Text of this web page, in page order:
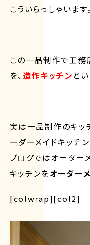
こういらっしゃいます。
この一品制作で工務
を、 造作キッチン と
実は一品制作のキッ
ーダーメイドキッチ
ブログではオーダー
キッチンをオーダー
[colwrap][col2]